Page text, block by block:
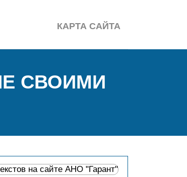
КАРТА САЙТА
СВОИМИ